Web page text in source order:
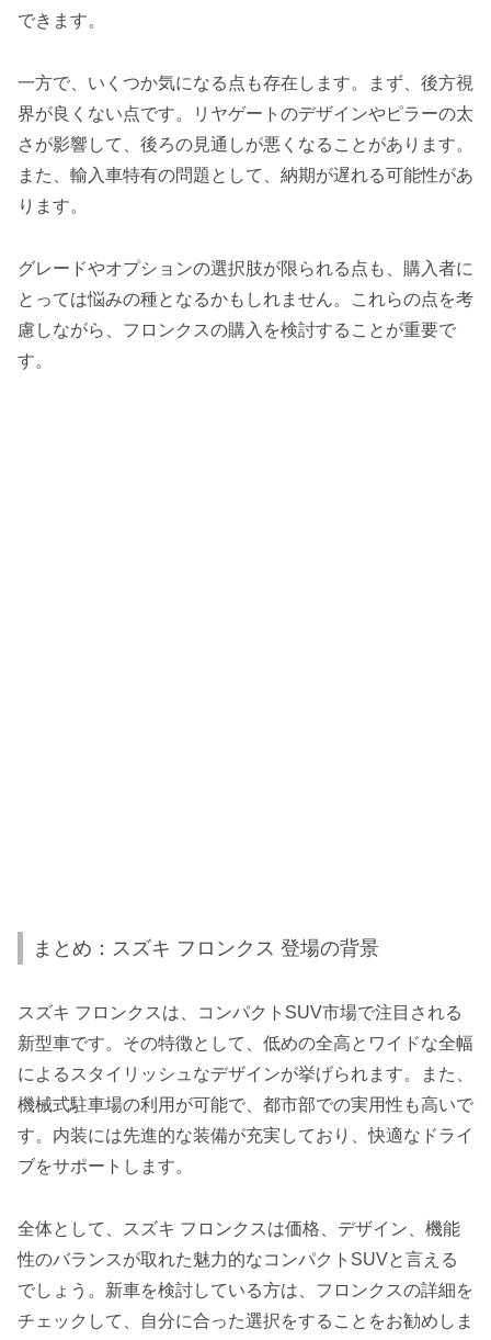
できます。
一方で、いくつか気になる点も存在します。まず、後方視
界が良くない点です。リヤゲートのデザインやピラーの太
さが影響して、後ろの見通しが悪くなることがあります。
また、輸入車特有の問題として、納期が遅れる可能性があ
ります。
グレードやオプションの選択肢が限られる点も、購入者に
とっては悩みの種となるかもしれません。これらの点を考
慮しながら、フロンクスの購入を検討することが重要で
す。
まとめ：スズキ フロンクス 登場の背景
スズキ フロンクスは、コンパクトSUV市場で注目される
新型車です。その特徴として、低めの全高とワイドな全幅
によるスタイリッシュなデザインが挙げられます。また、
機械式駐車場の利用が可能で、都市部での実用性も高いで
す。内装には先進的な装備が充実しており、快適なドライ
ブをサポートします。
全体として、スズキ フロンクスは価格、デザイン、機能
性のバランスが取れた魅力的なコンパクトSUVと言える
でしょう。新車を検討している方は、フロンクスの詳細を
チェックして、自分に合った選択をすることをお勧めしま